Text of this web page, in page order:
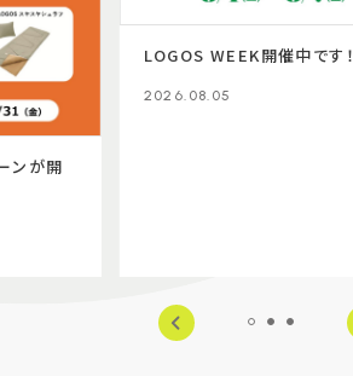
ンが開
LOGOS WEEK開催中です！
2026.08.05